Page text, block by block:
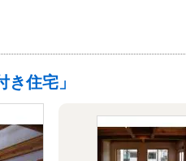
き住宅」